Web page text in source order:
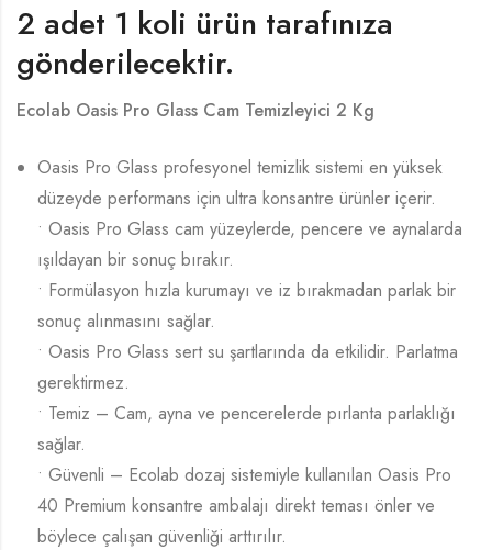
2 adet 1 koli ürün tarafınıza
gönderilecektir.
Ecolab Oasis Pro Glass Cam Temizleyici 2 Kg
Oasis Pro Glass profesyonel temizlik sistemi en yüksek
düzeyde performans için ultra konsantre ürünler içerir.
• Oasis Pro Glass cam yüzeylerde, pencere ve aynalarda
ışıldayan bir sonuç bırakır.
• Formülasyon hızla kurumayı ve iz bırakmadan parlak bir
sonuç alınmasını sağlar.
• Oasis Pro Glass sert su şartlarında da etkilidir. Parlatma
gerektirmez.
• Temiz – Cam, ayna ve pencerelerde pırlanta parlaklığı
sağlar.
• Güvenli – Ecolab dozaj sistemiyle kullanılan Oasis Pro
40 Premium konsantre ambalajı direkt teması önler ve
böylece çalışan güvenliği arttırılır.